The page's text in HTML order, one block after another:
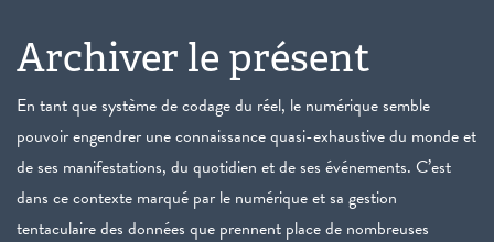
Archiver le présent
En tant que système de codage du réel, le numérique semble
pouvoir engendrer une connaissance quasi-exhaustive du monde et
de ses manifestations, du quotidien et de ses événements. C’est
dans ce contexte marqué par le numérique et sa gestion
tentaculaire des données que prennent place de nombreuses